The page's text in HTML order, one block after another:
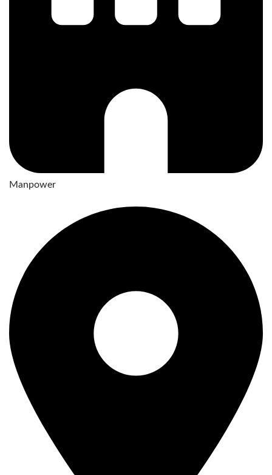
Manpower